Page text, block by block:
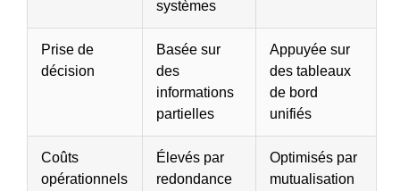
systèmes
Prise de
décision
Basée sur
des
informations
partielles
Appuyée sur
des tableaux
de bord
unifiés
Coûts
opérationnels
Élevés par
redondance
Optimisés par
mutualisation